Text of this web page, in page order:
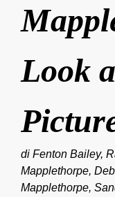
Look
di Fenton Bailey,
Mapplethorpe,
Mapplethorpe,